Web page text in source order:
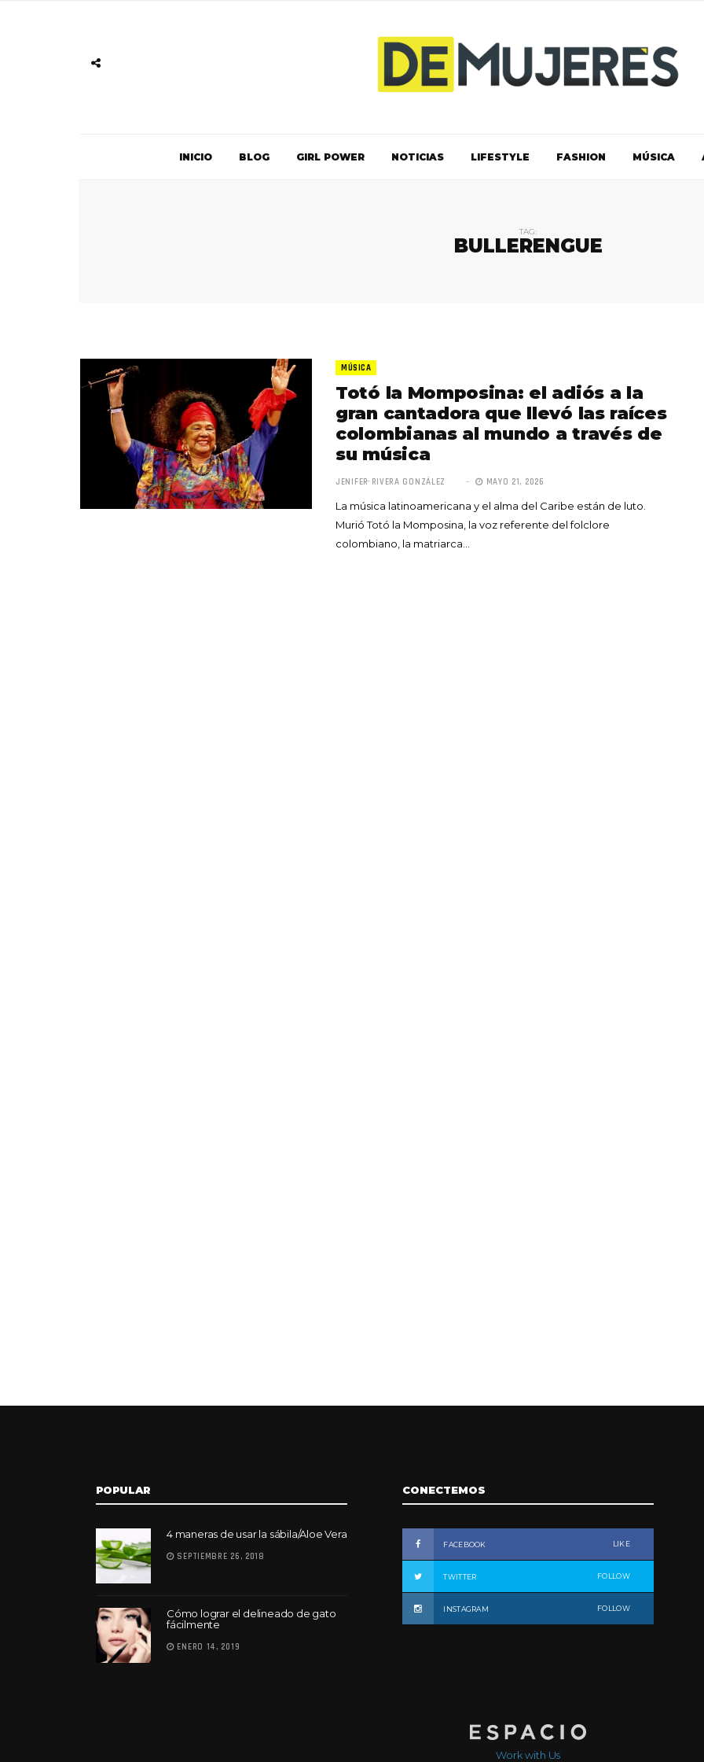
INICIO BLOG GIRL POWER NOTICIAS LIFESTYLE FASHION MÚSICA
TAG:
BULLERENGUE
MÚSICA
Totó la Momposina: el adiós a la
gran cantadora que llevó las raíces
colombianas al mundo a través de
su música
JENIFER RIVERA GONZÁLEZ MAYO 21, 2026
La música latinoamericana y el alma del Caribe están de luto.
Murió Totó la Momposina, la voz referente del folclore
colombiano, la matriarca…
Totó la Momposina: el
adiós a la gran
cantadora que llevó las
raíces colombianas al
POPULAR
4 maneras de usar la sábila/Aloe Vera
SEPTIEMBRE 26, 2018
Cómo lograr el delineado de gato
fácilmente
ENERO 14, 2019
CONECTEMOS
FACEBOOK LIKE
TWITTER FOLLOW
INSTAGRAM FOLLOW
Work with Us